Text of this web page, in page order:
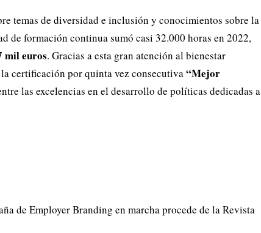
temas de diversidad e inclusión y conocimientos sobre la
de formación continua sumó casi 32.000 horas en 2022,
mil euros. Gracias a esta gran atención al bienestar
certificación por quinta vez consecutiva“Mejor
las excelencias en el desarrollo de políticas dedicadas a
de Employer Branding en marcha procede de la Revista